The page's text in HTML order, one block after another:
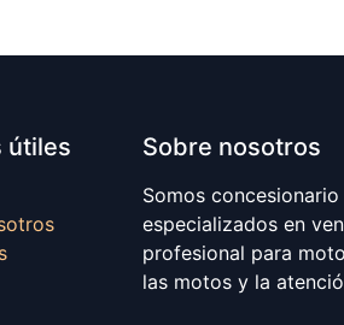
útiles Sobre nosotros
Somos
especializados en
profesional para
las motos y la